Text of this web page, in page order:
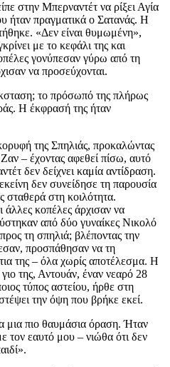
στην Μπερναντέτ να ρίξει Αγία
ήταν πραγματικά ο Σατανάς. Η
«Δεν είναι θυμωμένη»,
με το κεφάλι της και
γονύπεσαν γύρω από τη
να προσεύχονται.
το πρόσωπό της πλήρως
Η έκφρασή της ήταν
της Σπηλιάς, προκαλώντας
– έχοντας αφεθεί πίσω, αυτό
δεν δείχνει καμία αντίδραση.
δεν συνείδησε τη παρουσία
σταθερά στη κοιλότητα.
άλλες κοπέλες άρχισαν να
από δύο γυναίκες Νικολό
τη σπηλιά; βλέποντας την
προσπάθησαν να τη
της – όλα χωρίς αποτέλεσμα. Η
της, Αντουάν, έναν νεαρό 28
τύπος αστείου, ήρθε στη
την όψη που βρήκε εκεί.
μια πιο θαυμάσια όραση. Ήταν
τον εαυτό μου – νιώθα ότι δεν